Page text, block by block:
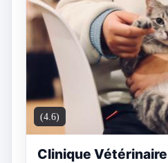
(4.6)
Clinique